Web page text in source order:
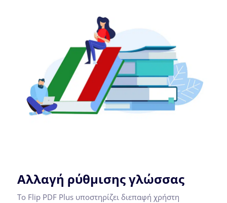
Αλλαγή ρύθμισης γλώσσας
Το Flip PDF Plus υποστηρίζει διεπαφή χρήστη